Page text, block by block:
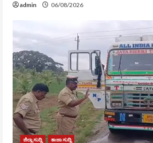
admin 06/08/2026
ಜಿಲ್ಲಾ ಸುದ್ದಿ ತಾಜಾ ಸುದ್ದಿ